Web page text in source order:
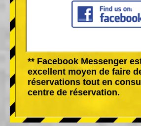
** Facebook Messenger
excellent moyen de faire
réservations tout en
centre de réservation.